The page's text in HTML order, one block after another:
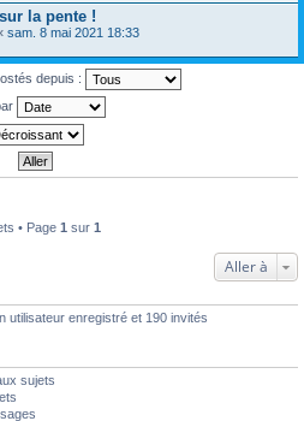
la pente !
sam. 8 mai 2021 18:33
depuis :
• Page 1 sur 1
Aller à
utilisateur enregistré et 190 invités
sujets